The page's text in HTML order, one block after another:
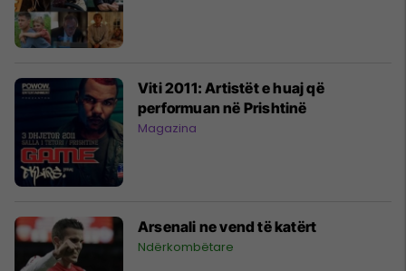
Viti 2011: Artistët e huaj që
performuan në Prishtinë
Magazina
Arsenali ne vend të katërt
Ndërkombëtare